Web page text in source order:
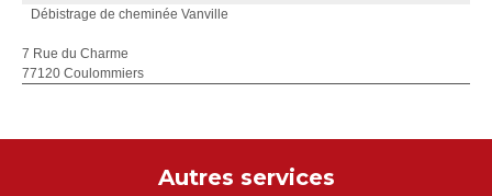
Débistrage de cheminée Vanville
7 Rue du Charme
77120 Coulommiers
Autres services